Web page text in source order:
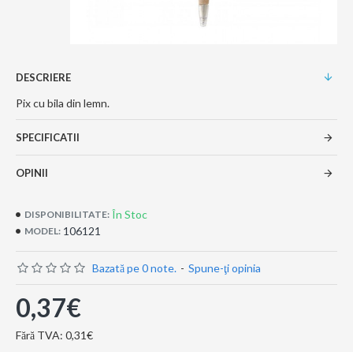
DESCRIERE
Pix cu bila din lemn.
SPECIFICATII
OPINII
DISPONIBILITATE: În Stoc
MODEL: 106121
Bazată pe 0 note. - Spune-ţi opinia
0,37€
Fără TVA: 0,31€